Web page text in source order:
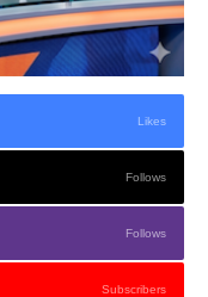
Likes
Follows
Follows
Subscribers